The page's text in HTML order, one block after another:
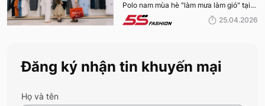
FASHION 2026
Polo nam mùa hè "làm mưa làm gió" tại
hệ thống 5S Fashion mà bất kỳ quý ông
25.04.2026
Đăng ký nhận tin khuyến mại
Họ và tên